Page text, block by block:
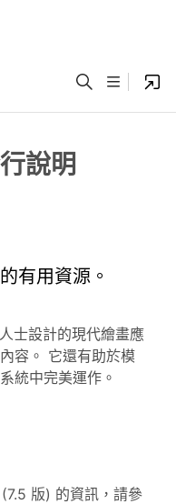
說明
有用資源。
士設計的現代繪畫應
容。 它還有助於模
統中完美運作。
版) 的資訊，請參